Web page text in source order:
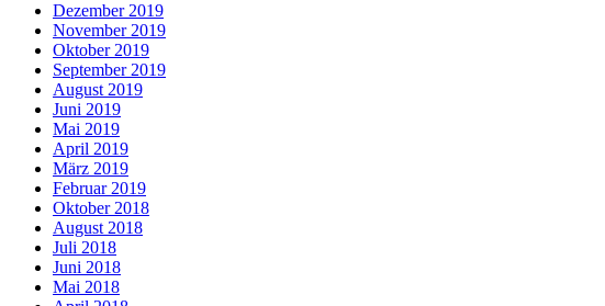
Dezember 2019
November 2019
Oktober 2019
September 2019
August 2019
Juni 2019
Mai 2019
April 2019
März 2019
Februar 2019
Oktober 2018
August 2018
Juli 2018
Juni 2018
Mai 2018